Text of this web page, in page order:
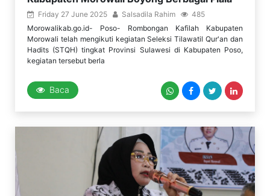
Friday 27 June 2025 Salsadila Rahim
485
Morowalikab.go.id- Poso- Rombongan Kafilah Kabupaten
Morowali telah mengikuti kegiatan Seleksi Tilawatil Qur'an dan
Hadits (STQH) tingkat Provinsi Sulawesi di Kabupaten Poso,
kegiatan tersebut berla
Baca